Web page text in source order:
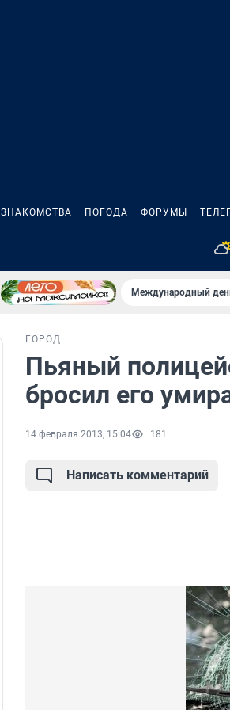
ЗНАКОМСТВА ПОГОДА ФОРУМЫ
Международный
ГОРОД
Пьяный
бросил его
14 февраля 2013, 15:04 181
Написать комментарий